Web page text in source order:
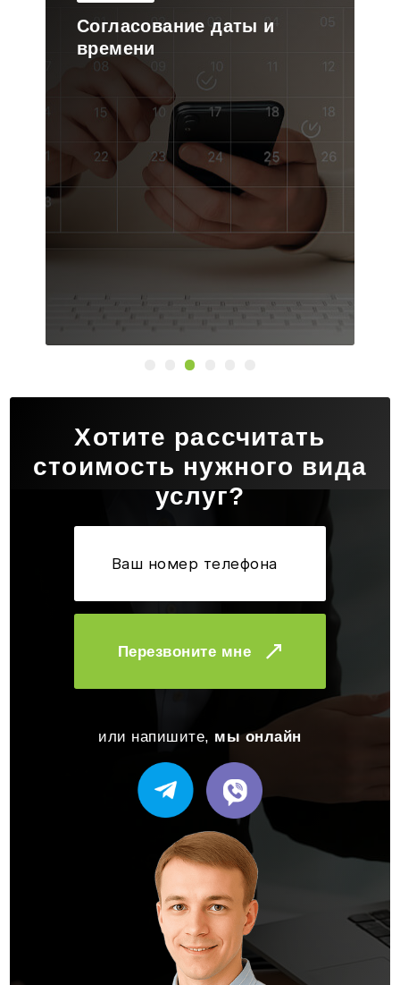
Выезд бригады на объект
Хотите рассчитать
стоимость нужного вида
услуг?
Перезвоните мне
или напишите, мы онлайн